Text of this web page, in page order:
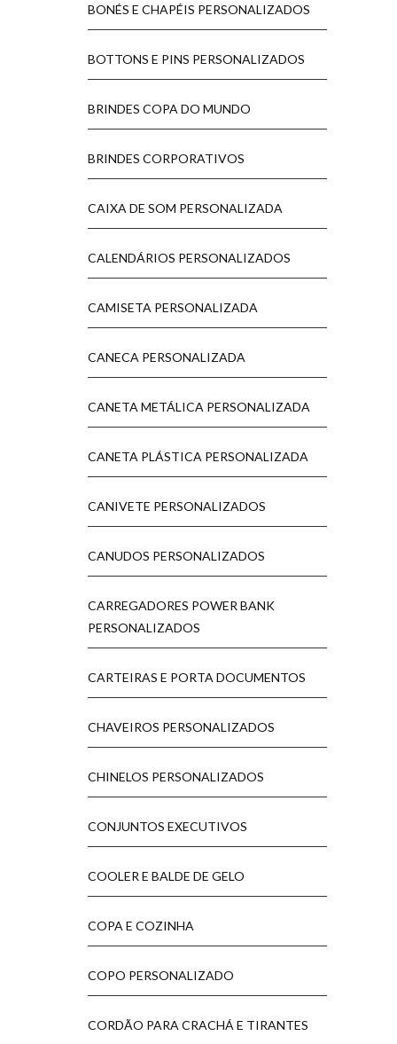
BONÉS E CHAPÉIS PERSONALIZADOS
BOTTONS E PINS PERSONALIZADOS
BRINDES COPA DO MUNDO
BRINDES CORPORATIVOS
CAIXA DE SOM PERSONALIZADA
CALENDÁRIOS PERSONALIZADOS
CAMISETA PERSONALIZADA
CANECA PERSONALIZADA
CANETA METÁLICA PERSONALIZADA
CANETA PLÁSTICA PERSONALIZADA
CANIVETE PERSONALIZADOS
CANUDOS PERSONALIZADOS
CARREGADORES POWER BANK
PERSONALIZADOS
CARTEIRAS E PORTA DOCUMENTOS
CHAVEIROS PERSONALIZADOS
CHINELOS PERSONALIZADOS
CONJUNTOS EXECUTIVOS
COOLER E BALDE DE GELO
COPA E COZINHA
COPO PERSONALIZADO
CORDÃO PARA CRACHÁ E TIRANTES